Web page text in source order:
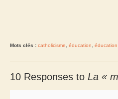
Mots clés : catholicisme éducation
10 Responses to La «